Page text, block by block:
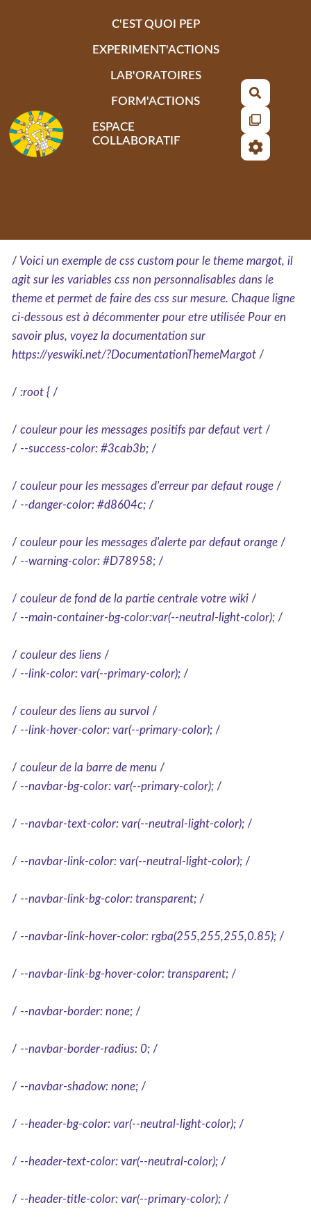
C'EST QUOI PEP
EXPERIMENT'ACTIONS
LAB'ORATOIRES
FORM'ACTIONS
ESPACE
COLLABORATIF
/ Voici un exemple de css custom pour le theme margot, il
agit sur les variables css non personnalisables dans le
theme et permet de faire des css sur mesure. Chaque ligne
ci-dessous est à décommenter pour etre utilisée Pour en
savoir plus, voyez la documentation sur
https://yeswiki.net/?DocumentationThemeMargot /
/ :root { /
/ couleur pour les messages positifs par defaut vert /
/ --success-color: #3cab3b; /
/ couleur pour les messages d'erreur par defaut rouge /
/ --danger-color: #d8604c; /
/ couleur pour les messages d'alerte par defaut orange /
/ --warning-color: #D78958; /
/ couleur de fond de la partie centrale votre wiki /
/ --main-container-bg-color:var(--neutral-light-color); /
/ couleur des liens /
/ --link-color: var(--primary-color); /
/ couleur des liens au survol /
/ --link-hover-color: var(--primary-color); /
/ couleur de la barre de menu /
/ --navbar-bg-color: var(--primary-color); /
/ --navbar-text-color: var(--neutral-light-color); /
/ --navbar-link-color: var(--neutral-light-color); /
/ --navbar-link-bg-color: transparent; /
/ --navbar-link-hover-color: rgba(255,255,255,0.85); /
/ --navbar-link-bg-hover-color: transparent; /
/ --navbar-border: none; /
/ --navbar-border-radius: 0; /
/ --navbar-shadow: none; /
/ --header-bg-color: var(--neutral-light-color); /
/ --header-text-color: var(--neutral-color); /
/ --header-title-color: var(--primary-color); /